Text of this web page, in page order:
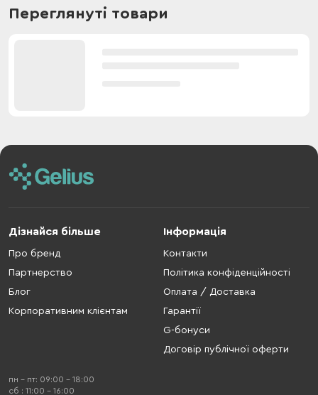
Переглянуті товари
Дізнайся більше
Про бренд
Партнерство
Блог
Корпоративним клієнтам
Інформація
Контакти
Політика конфіденційності
Оплата / Доставка
Гарантії
G-бонуси
Договір публічної оферти
пн - пт: 09:00 - 18:00
cб : 11:00 - 16:00